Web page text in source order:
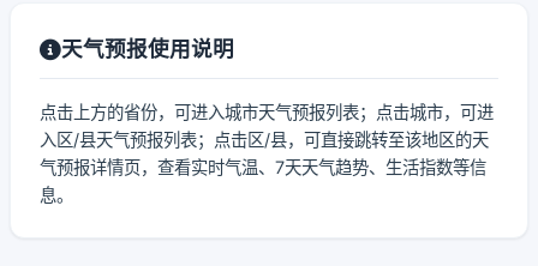
天气预报使用说明
点击上方的省份，可进入城市天气预报列表；点击城市，可进
入区/县天气预报列表；点击区/县，可直接跳转至该地区的天
气预报详情页，查看实时气温、7天天气趋势、生活指数等信
息。